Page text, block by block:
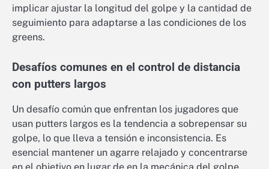
implicar ajustar la longitud del golpe y la cantidad de
seguimiento para adaptarse a las condiciones de los
greens.
Desafíos comunes en el control de distancia
con putters largos
Un desafío común que enfrentan los jugadores que
usan putters largos es la tendencia a sobrepensar su
golpe, lo que lleva a tensión e inconsistencia. Es
esencial mantener un agarre relajado y concentrarse